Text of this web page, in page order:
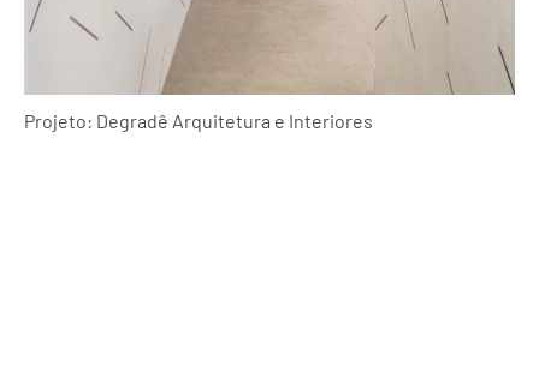
Projeto: Degradê Arquitetura e Interiores